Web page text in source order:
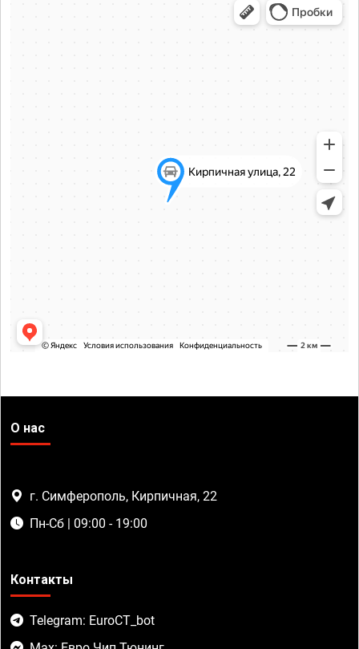
О нас
г. Симферополь, Кирпичная, 22
Пн-Сб | 09:00 - 19:00
Контакты
Telegram: EuroCT_bot